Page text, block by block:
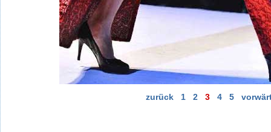
zurück 1 2 3 4 5